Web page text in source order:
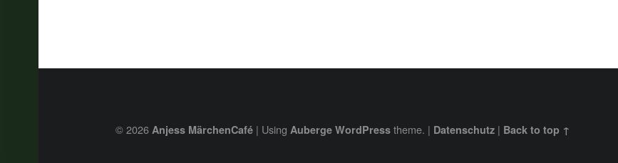
© 2026 Anjess MärchenCafé | Using Auberge WordPress theme. | Datenschutz | Back to top ↑